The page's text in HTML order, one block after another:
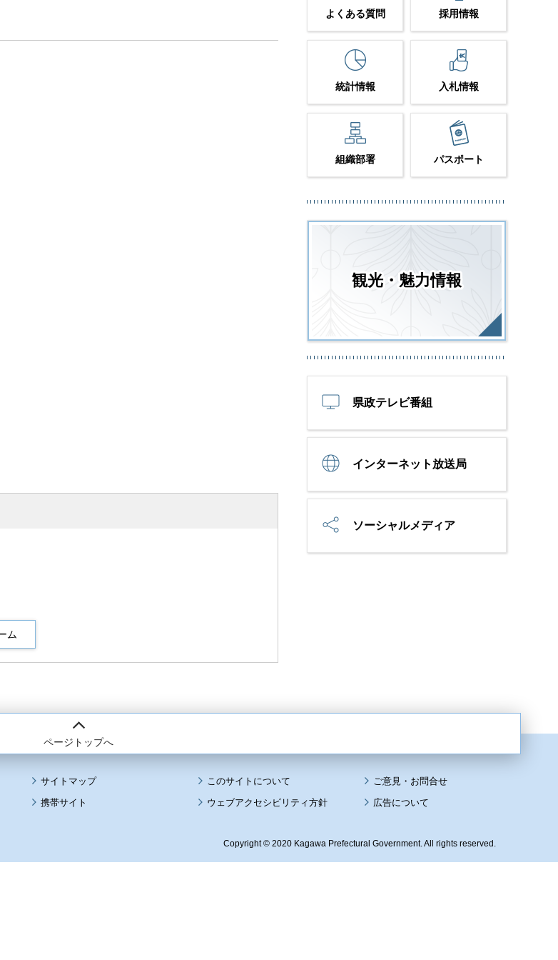
よくある質問 採用情報
統計情報 入札情報
組織部署 パスポート
観光・魅力情報
県政テレビ番組
インターネット放送局
ソーシャルメディア
ページトップへ
サイトマップ
このサイトについて
携帯サイト
ウェブアクセシビリティ方針 広告について
Copyright © 2020 Kagawa Prefectural Government. All rights reserved.